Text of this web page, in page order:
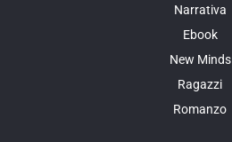
Narrativa
Ebook
New Minds
Ragazzi
Romanzo